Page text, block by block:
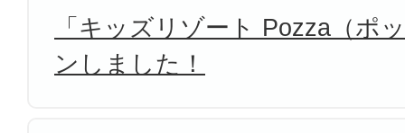
「キッズリゾート Pozza（ポ
ンしました！